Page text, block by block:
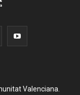
Valenciana.